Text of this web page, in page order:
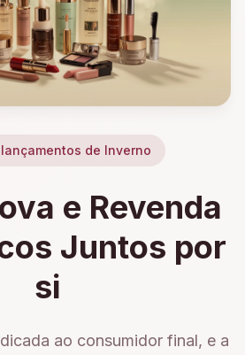
de Inverno
e Revenda
Juntos por
si
ao consumidor final, e a